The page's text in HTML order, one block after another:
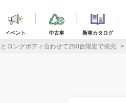
イベント 中古車 新車カタログ
ロングボディ合わせて250台限定で発売